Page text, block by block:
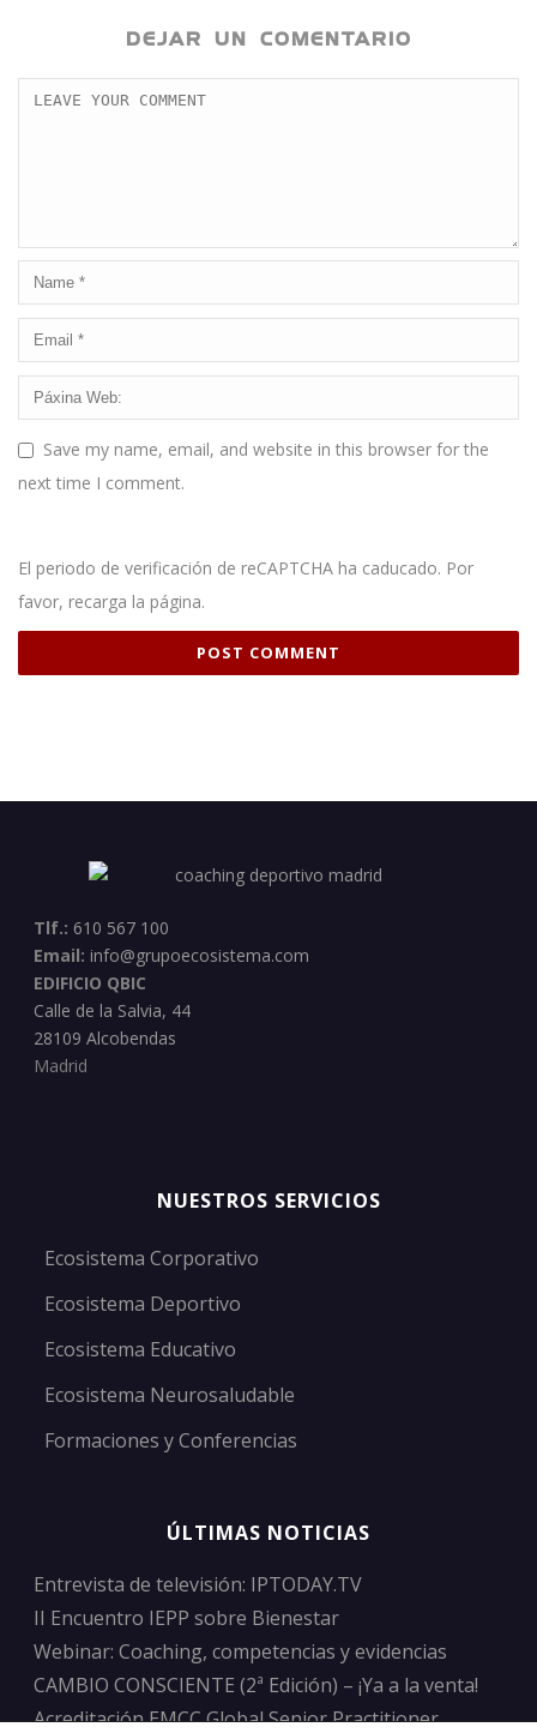
DEJAR UN COMENTARIO
Save my name, email, and website in this browser for the
next time I comment.
El periodo de verificación de reCAPTCHA ha caducado. Por
favor, recarga la página.
Tlf.: 610 567 100
Email: info@grupoecosistema.com
EDIFICIO QBIC
Calle de la Salvia, 44
28109 Alcobendas
Madrid
NUESTROS SERVICIOS
Ecosistema Corporativo
Ecosistema Deportivo
Ecosistema Educativo
Ecosistema Neurosaludable
Formaciones y Conferencias
ÚLTIMAS NOTICIAS
Entrevista de televisión: IPTODAY.TV
II Encuentro IEPP sobre Bienestar
Webinar: Coaching, competencias y evidencias
CAMBIO CONSCIENTE (2ª Edición) – ¡Ya a la venta!
Acreditación EMCC Global Senior Practitioner